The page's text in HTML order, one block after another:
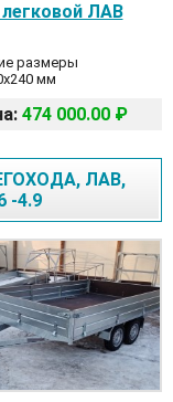
ЛАВ
размеры
мм
474 000.00 ₽
ЛАВ,
-4.9